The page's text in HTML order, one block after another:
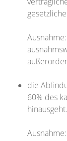
die
60% des
hinausgeht.